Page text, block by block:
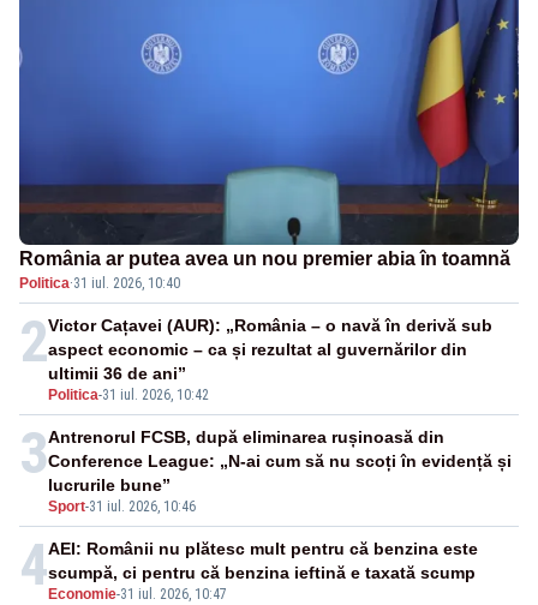
România ar putea avea un nou premier abia în toamnă
Politica·31 iul. 2026, 10:40
2
Politica-31 iul. 2026, 10:42
Victor Cațavei (AUR): „România – o navă în derivă sub
aspect economic – ca și rezultat al guvernărilor din
ultimii 36 de ani”
3
Sport-31 iul. 2026, 10:46
Antrenorul FCSB, după eliminarea rușinoasă din
Conference League: „N-ai cum să nu scoți în evidență și
lucrurile bune”
4 Economie-31 iul. 2026, 10:47
AEI: Românii nu plătesc mult pentru că benzina este
scumpă, ci pentru că benzina ieftină e taxată scump